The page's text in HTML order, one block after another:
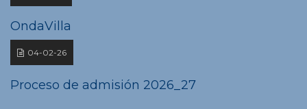
OndaVilla
04-02-26
Proceso de admisión 2026_27